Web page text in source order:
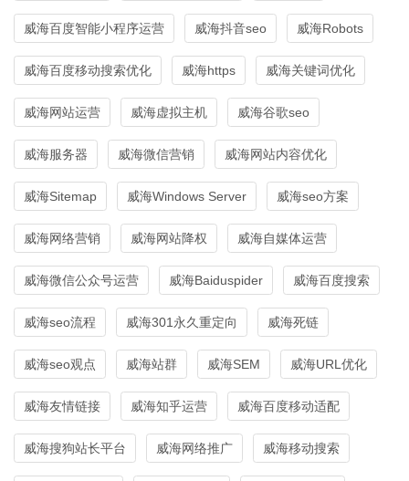
威海百度智能小程序运营 威海抖音seo 威海Robots
威海百度移动搜索优化 威海https 威海关键词优化
威海网站运营 威海虚拟主机 威海谷歌seo
威海服务器 威海微信营销 威海网站内容优化
威海Sitemap 威海Windows Server 威海seo方案
威海网络营销 威海网站降权 威海自媒体运营
威海微信公众号运营 威海Baiduspider 威海百度搜索
威海seo流程 威海301永久重定向 威海死链
威海seo观点 威海站群 威海SEM 威海URL优化
威海友情链接 威海知乎运营 威海百度移动适配
威海搜狗站长平台 威海网络推广 威海移动搜索